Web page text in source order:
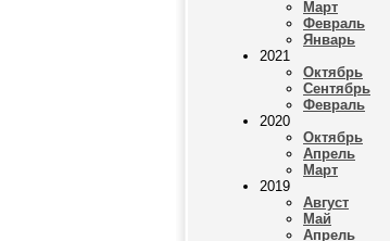
Март
Февраль
Январь
2021
Октябрь
Сентябрь
Февраль
2020
Октябрь
Апрель
Март
2019
Август
Май
Апрель